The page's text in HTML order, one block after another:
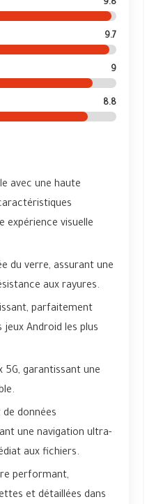
9.8
9.7
9
8.8
avec une haute
expérience visuelle
du verre, assurant une
aux rayures.
parfaitement
Android les plus
5G, garantissant une
données
une navigation ultra-
aux fichiers.
performant,
et détaillées dans